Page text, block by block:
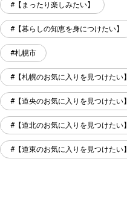
【まったり楽しみたい】
【暮らしの知恵を身につけたい】
札幌市
【札幌のお気に入りを見つけたい】
【道央のお気に入りを見つけたい】
【道北のお気に入りを見つけたい】
【道東のお気に入りを見つけたい】